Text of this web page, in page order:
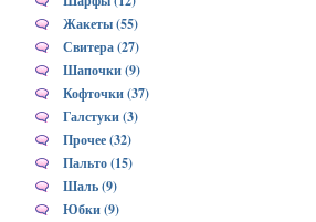
Жакеты (55)
Свитера (27)
Шапочки (9)
Кофточки (37)
Галстуки (3)
Прочее (32)
Пальто (15)
Шаль (9)
Юбки (9)